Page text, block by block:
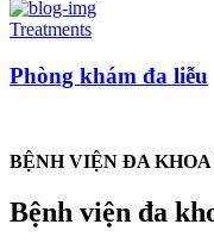
Treatments
Phòng khám đa liễu
BỆNH VIỆN ĐA
Bệnh viện đa